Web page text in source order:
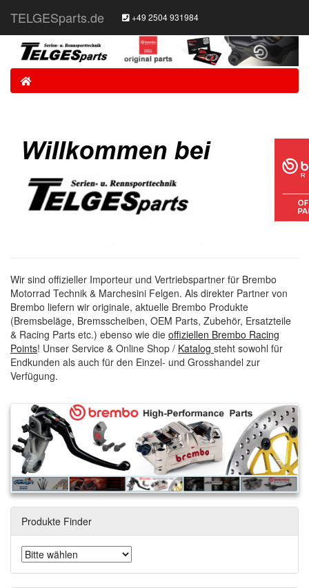
TELGESparts.de +49 2504 931984
Home
Wir sind offizieller Importeur und Vertriebspartner für Brembo
Motorrad Technik & Marchesini Felgen. Als direkter Partner von
Brembo liefern wir originale, aktuelle Brembo Produkte
(Bremsbeläge, Bremsscheiben, OEM Parts, Zubehör, Ersatzteile
& Racing Parts etc.) ebenso wie die offiziellen Brembo Racing
Points! Unser Service & Online Shop / Katalog steht sowohl für
Endkunden als auch für den Einzel- und Grosshandel zur
Verfügung.
Produkte Finder